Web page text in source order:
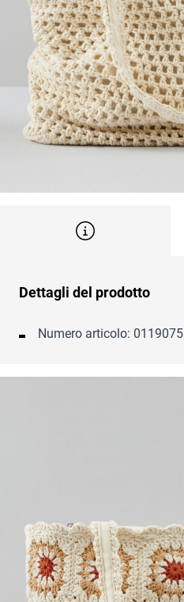
Dettagli del prodotto
Numero articolo: 0119075